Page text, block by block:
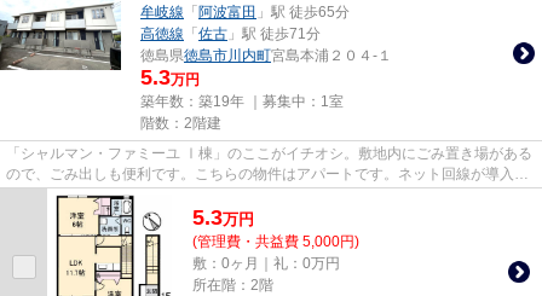
牟岐線 「 阿波富田 」駅 徒歩65分
高徳線 「 佐古 」駅 徒歩71分
徳島県徳島市川内町宮島本浦２０４-１
5.3万円
築年数：築19年 ｜募集中： 1室
階数：2階建
「シャルマン・ファミーユ Ⅰ棟」のここがイチオシ。敷地内にごみ置き場がある
ので、ごみ出しも便利です。こちらの物件はアパートです。ネット回線が導入さ
れた物件です。より詳しい情...
5.3万円
(管理費・共益費 5,000円)
敷：0ヶ月｜礼：0万円
所在階：2階